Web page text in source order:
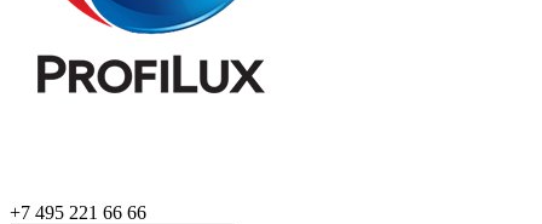
+7 495 221 66 66